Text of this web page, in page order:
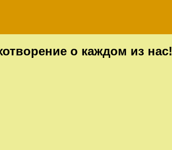
о каждом из нас!